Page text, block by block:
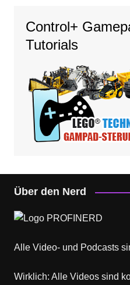
Control+
Tutorials
Über den Nerd
Alle Video- und Podcasts
Wirklich: Alle Videos sind